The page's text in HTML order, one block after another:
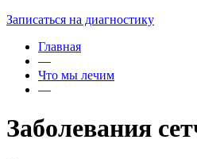
Записаться на диагностику
Главная
—
Что мы лечим
—
Заболевания